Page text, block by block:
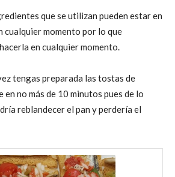
que se utilizan pueden estar en
cualquier momento por lo que
en cualquier momento.
tengas preparada las tostas de
en no más de 10 minutos pues de lo
reblandecer el pan y perdería el